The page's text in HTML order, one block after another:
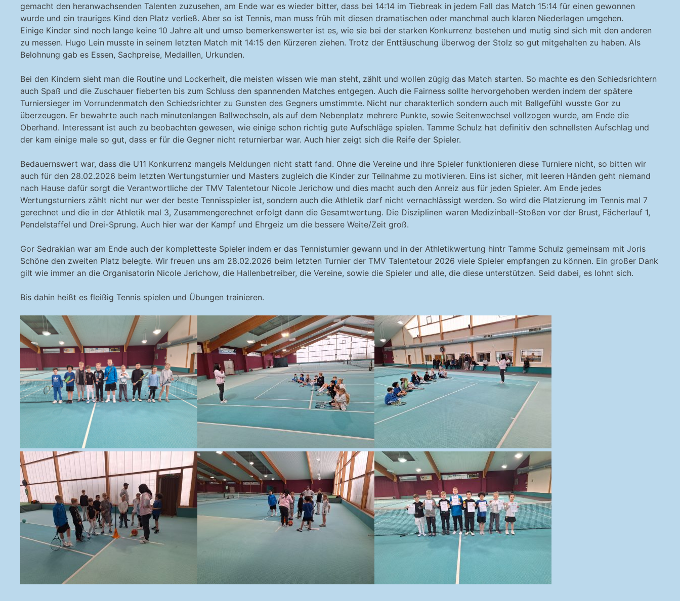
gemacht den heranwachsenden Talenten zuzusehen, am Ende war es wieder bitter, dass bei 14:14 im Tiebreak in jedem Fall das Match 15:14 für einen gewonnen
wurde und ein trauriges Kind den Platz verließ. Aber so ist Tennis, man muss früh mit diesen dramatischen oder manchmal auch klaren Niederlagen umgehen.
Einige Kinder sind noch lange keine 10 Jahre alt und umso bemerkenswerter ist es, wie sie bei der starken Konkurrenz bestehen und mutig sind sich mit den anderen
zu messen. Hugo Lein musste in seinem letzten Match mit 14:15 den Kürzeren ziehen. Trotz der Enttäuschung überwog der Stolz so gut mitgehalten zu haben. Als
Belohnung gab es Essen, Sachpreise, Medaillen, Urkunden.
Bei den Kindern sieht man die Routine und Lockerheit, die meisten wissen wie man steht, zählt und wollen zügig das Match starten. So machte es den Schiedsrichtern
auch Spaß und die Zuschauer fieberten bis zum Schluss den spannenden Matches entgegen. Auch die Fairness sollte hervorgehoben werden indem der spätere
Turniersieger im Vorrundenmatch den Schiedsrichter zu Gunsten des Gegners umstimmte. Nicht nur charakterlich sondern auch mit Ballgefühl wusste Gor zu
überzeugen. Er bewahrte auch nach minutenlangen Ballwechseln, als auf dem Nebenplatz mehrere Punkte, sowie Seitenwechsel vollzogen wurde, am Ende die
Oberhand. Interessant ist auch zu beobachten gewesen, wie einige schon richtig gute Aufschläge spielen. Tamme Schulz hat definitiv den schnellsten Aufschlag und
der kam einige male so gut, dass er für die Gegner nicht returnierbar war. Auch hier zeigt sich die Reife der Spieler.
Bedauernswert war, dass die U11 Konkurrenz mangels Meldungen nicht statt fand. Ohne die Vereine und ihre Spieler funktionieren diese Turniere nicht, so bitten wir
auch für den 28.02.2026 beim letzten Wertungsturnier und Masters zugleich die Kinder zur Teilnahme zu motivieren. Eins ist sicher, mit leeren Händen geht niemand
nach Hause dafür sorgt die Verantwortliche der TMV Talentetour Nicole Jerichow und dies macht auch den Anreiz aus für jeden Spieler. Am Ende jedes
Wertungsturniers zählt nicht nur wer der beste Tennisspieler ist, sondern auch die Athletik darf nicht vernachlässigt werden. So wird die Platzierung im Tennis mal 7
gerechnet und die in der Athletik mal 3, Zusammengerechnet erfolgt dann die Gesamtwertung. Die Disziplinen waren Medizinball-Stoßen vor der Brust, Fächerlauf 1,
Pendelstaffel und Drei-Sprung. Auch hier war der Kampf und Ehrgeiz um die bessere Weite/Zeit groß.
Gor Sedrakian war am Ende auch der kompletteste Spieler indem er das Tennisturnier gewann und in der Athletikwertung hintr Tamme Schulz gemeinsam mit Joris
Schöne den zweiten Platz belegte. Wir freuen uns am 28.02.2026 beim letzten Turnier der TMV Talentetour 2026 viele Spieler empfangen zu können. Ein großer Dank
gilt wie immer an die Organisatorin Nicole Jerichow, die Hallenbetreiber, die Vereine, sowie die Spieler und alle, die diese unterstützen. Seid dabei, es lohnt sich.
Bis dahin heißt es fleißig Tennis spielen und Übungen trainieren.